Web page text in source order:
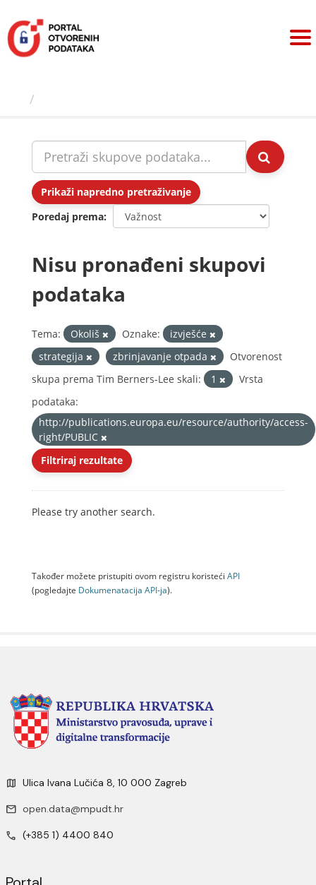
sadržaj
Prikaži napredno pretraživanje
Poredaj prema
Nisu pronađeni skupovi
podataka
Tema: Okoliš Oznake:
izvješće
strategija
zbrinjavanje otpada
Otvorenost
skupa prema Tim Berners-Lee skali:
1
Vrsta
podataka:
http://publications.europa.eu/resource/authority/access-
right/PUBLIC
Filtriraj rezultate
Please try another search.
Također možete pristupiti ovom registru koristeći API
(pogledajte Dokumenаtаcijа API-jа).